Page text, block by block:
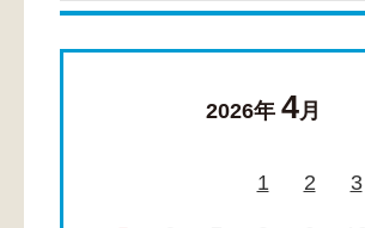
2026年 4月
1 2 3